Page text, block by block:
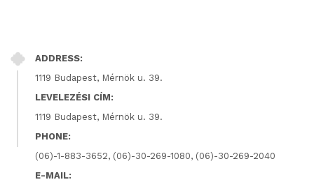
ADDRESS:
1119 Budapest, Mérnök u. 39.
LEVELEZÉSI CÍM:
1119 Budapest, Mérnök u. 39.
PHONE:
(06)-1-883-3652, (06)-30-269-1080, (06)-30-269-2040
E-MAIL: